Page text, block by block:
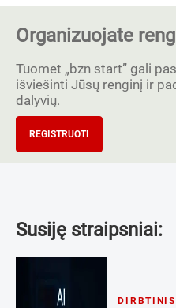
Organizuojate
Tuomet „bzn start” gali
išviešinti Jūsų renginį ir
dalyvių.
REGISTRUOTI
Susiję straipsniai: